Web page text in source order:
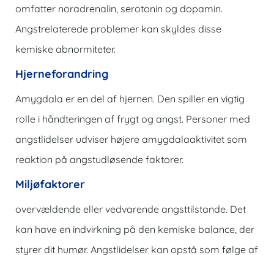
omfatter noradrenalin, serotonin og dopamin.
Angstrelaterede problemer kan skyldes disse
kemiske abnormiteter.
Hjerneforandring
Amygdala er en del af hjernen. Den spiller en vigtig
rolle i håndteringen af ​​frygt og angst. Personer med
angstlidelser udviser højere amygdalaaktivitet som
reaktion på angstudløsende faktorer.
Miljøfaktorer
overvældende eller vedvarende angsttilstande. Det
kan have en indvirkning på den kemiske balance, der
styrer dit humør. Angstlidelser kan opstå som følge af